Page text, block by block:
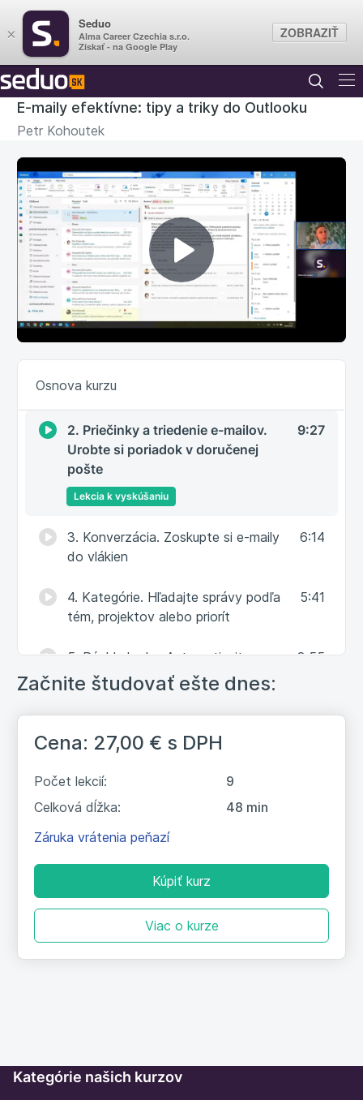
E-maily efektívne: tipy a triky do Outlooku
Petr Kohoutek
Prehrať
video
Osnova kurzu
si dôležité správy
2. Priečinky a triedenie e-mailov.
Urobte si poriadok v doručenej
pošte
9:27
Lekcia k vyskúšaniu
3. Konverzácia. Zoskupte si e-maily
do vlákien
6:14
4. Kategórie. Hľadajte správy podľa
tém, projektov alebo priorít
5:41
5. Rýchle kroky. Automatizujte
opakované činnosti jedným kliknutím
3:55
6. Skrytá kópia. Preposlať alebo
radšej použiť skrytú kópiu?
4:22
7. Princíp 4D. Zmažte, urobte,
delegujte alebo odložte
8. Desatoro skvelých správ. Zlepšite
9. Záverečný test
Začnite študovať ešte dnes:
Cena: 27,00 € s DPH
Počet lekcií:
9
Celková dĺžka:
48 min
Záruka vrátenia peňazí
Kúpiť kurz
Viac o kurze
Kategórie našich kurzov
×
Seduo
Alma Career Czechia s.r.o.
Získať - na Google Play
ZOBRAZIŤ